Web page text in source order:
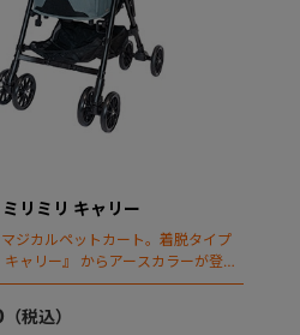
リミリ キャリー
ジカルペットカート。着脱タイプ
キャリー』 からアースカラーが登